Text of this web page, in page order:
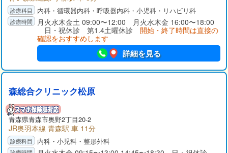
内科・循環器内科・呼吸器内科・小児科・リハビリ科
月火水木金土 09:00〜12:00 月火水木金 16:00〜18:00
日・祝休診 第1.4土曜休診 開始・終了時間は直接の
確認をおすすめします
詳細を見る
森総合クリニック松原
青森県青森市奥野2丁目20-2
JR奥羽本線 青森駅 車 11分
内科・小児科・整形外科